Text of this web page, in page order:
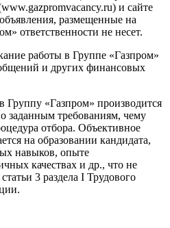
и сайте
размещенные на
ответственности не несет.
работы в Группе «Газпром»
и других финансовых
Группу «Газпром» производится
заданным требованиям, чему
отбора. Объективное
на образовании кандидата,
навыков, опыте
качествах и др., что не
3 раздела I Трудового